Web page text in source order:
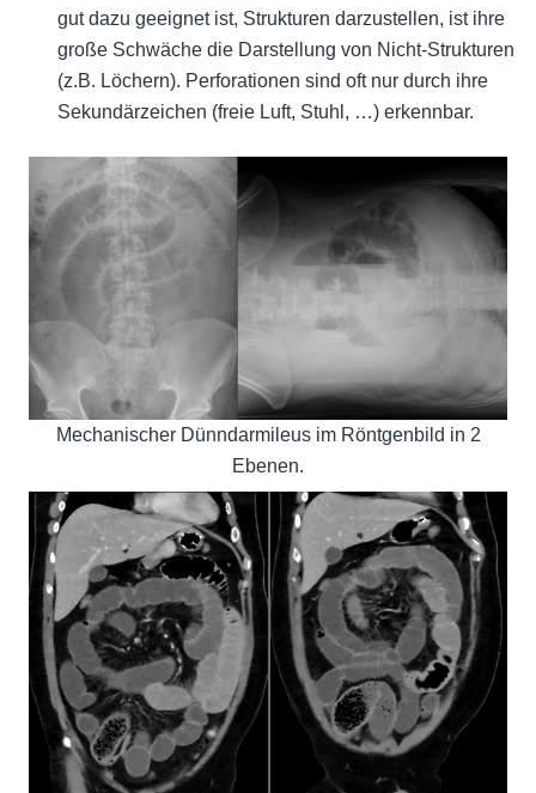
gut dazu geeignet ist, Strukturen darzustellen, ist ihre
große Schwäche die Darstellung von Nicht-Strukturen
(z.B. Löchern). Perforationen sind oft nur durch ihre
Sekundärzeichen (freie Luft, Stuhl, …) erkennbar.
Mechanischer Dünndarmileus im Röntgenbild in 2
Ebenen.